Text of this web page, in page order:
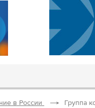
в России Группа